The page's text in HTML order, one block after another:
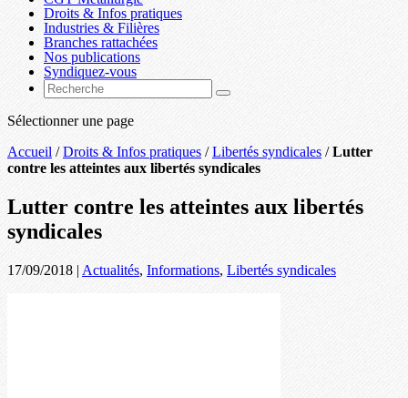
Droits & Infos pratiques
Industries & Filières
Branches rattachées
Nos publications
Syndiquez-vous
Sélectionner une page
Accueil /Droits & Infos pratiques /Libertés syndicales /Lutter
contre les atteintes aux libertés syndicales
Lutter contre les atteintes aux libertés
syndicales
17/09/2018 | Actualités, Informations, Libertés syndicales